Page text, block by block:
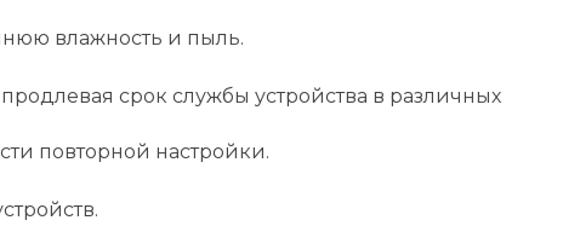
влажность и пыль.
срок службы устройства в различных
повторной настройки.